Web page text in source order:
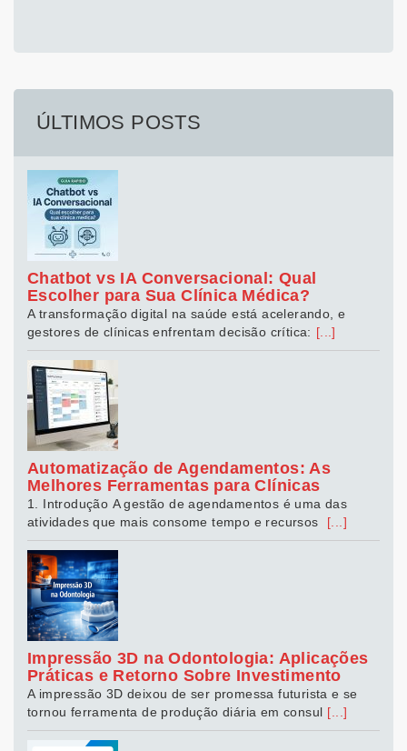
ÚLTIMOS POSTS
Chatbot vs IA Conversacional: Qual
Escolher para Sua Clínica Médica?
A transformação digital na saúde está acelerando, e
gestores de clínicas enfrentam decisão crítica: [...]
Automatização de Agendamentos: As
Melhores Ferramentas para Clínicas
1. Introdução A gestão de agendamentos é uma das
atividades que mais consome tempo e recursos
[...]
Impressão 3D na Odontologia: Aplicações
Práticas e Retorno Sobre Investimento
A impressão 3D deixou de ser promessa futurista e se
tornou ferramenta de produção diária em consul [...]